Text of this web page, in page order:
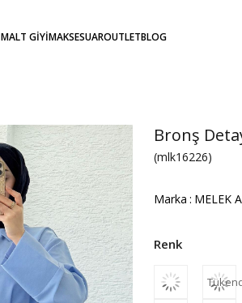
ALT GİYİMAKSESUAROUTLETBLOG
Bronş
(mlk16226)
Marka : MELEK